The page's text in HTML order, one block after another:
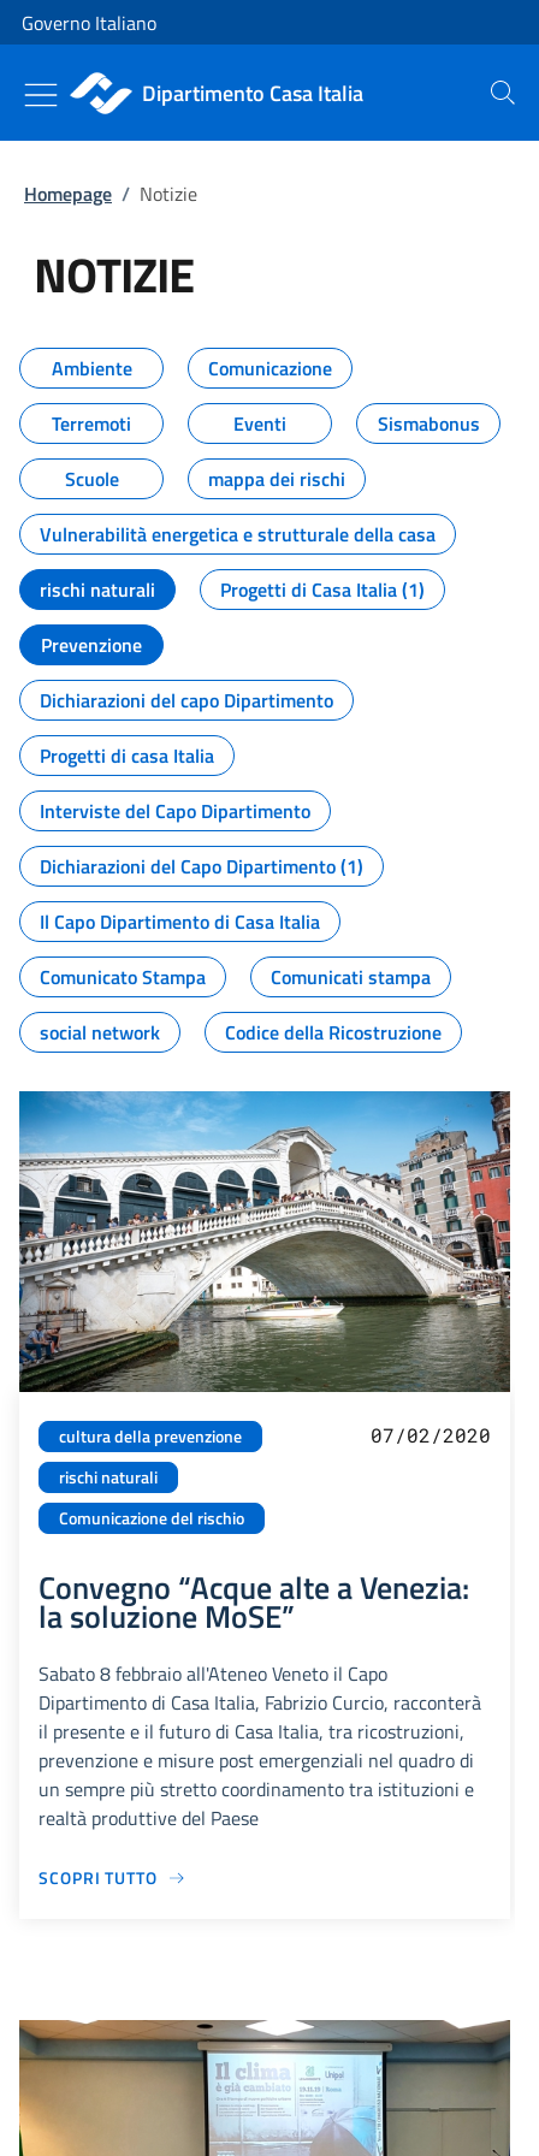
Vai al contenuto
Vai alla navigazione del sito
Governo Italiano
Dipartimento Casa Italia Cerca
Homepage / Notizie
NOTIZIE
Tutti i contenuti della pagina
Ambiente
Comunicazione
Terremoti
Eventi
Sismabonus
Scuole
mappa dei rischi
Vulnerabilità energetica e strutturale della casa
rischi naturali
Progetti di Casa Italia (1)
Prevenzione
Dichiarazioni del capo Dipartimento
Progetti di casa Italia
Interviste del Capo Dipartimento
Dichiarazioni del Capo Dipartimento (1)
Il Capo Dipartimento di Casa Italia
Comunicato Stampa
Comunicati stampa
social network
Codice della Ricostruzione
cultura della prevenzione
rischi naturali
Comunicazione del rischio
07/02/2020
Convegno “Acque alte a Venezia:
la soluzione MoSE”
Sabato 8 febbraio all'Ateneo Veneto il Capo
Dipartimento di Casa Italia, Fabrizio Curcio, racconterà
il presente e il futuro di Casa Italia, tra ricostruzioni,
prevenzione e misure post emergenziali nel quadro di
un sempre più stretto coordinamento tra istituzioni e
realtà produttive del Paese
SCOPRI TUTTO